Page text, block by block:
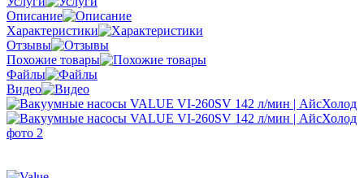
Описание
Характеристики
Отзывы
Похожие товары
Файлы
Видео